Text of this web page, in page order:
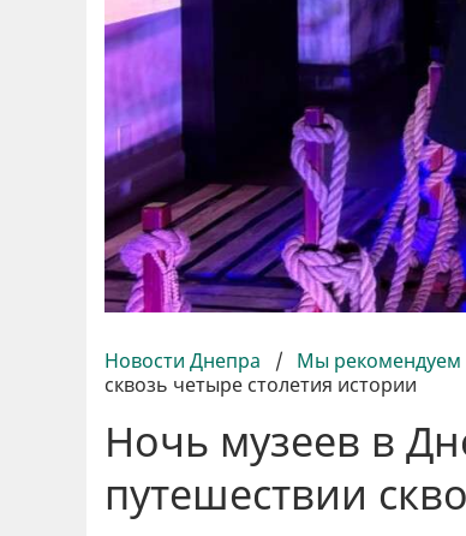
Новости Днепра / Мы рекомендуем
сквозь четыре столетия истории
Ночь музеев в
путешествии